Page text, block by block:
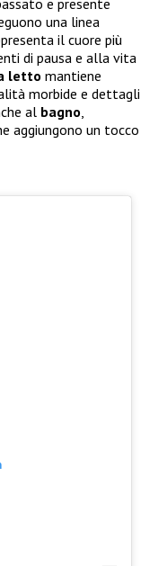
e presente
una linea
il cuore più
di pausa e alla vita
letto mantiene
morbide e dettagli
al bagno,
aggiungono un tocco